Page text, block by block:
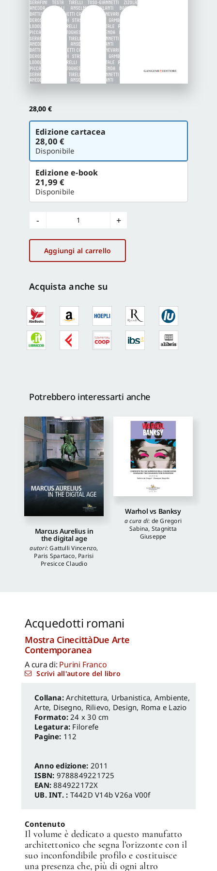
Proposte di pubblicazione
Gangemi Editore
28,00 €
Scegli
versione
Edizione cartacea
28,00 €
Disponibile
Edizione e-book
21,99 €
Disponibile
Acquedotti
romani
quantità
Aggiungi al carrello
Acquista anche su
Potrebbero interessarti anche
Marcus Aurelius in
the digital age
autori:Gattulli Vincenzo,
Paris Spartaco, Parisi
Presicce Claudio
Warhol vs Banksy
a cura di: de Gregori
Sabina, Stagnitta
Giuseppe
Acquedotti romani
Mostra CinecittàDue Arte
Contemporanea
A cura di: Purini Franco
Scrivi all'autore del libro
Architettura, Urbanistica, Ambiente,
Arte, Disegno, Rilievo, Design, Roma e Lazio
Formato:24 x 30 cm
Legatura: Filorefe
Pagine: 112
Anno edizione: 2011
ISBN: 9788849221725
EAN:884922172X
UB. INT. : T442D V14b V26a V00f
Contenuto
Il volume è dedicato a questo manufatto
architettonico che segna l’orizzonte con il
suo inconfondibile profilo e costituisce
una presenza che, più di ogni altro